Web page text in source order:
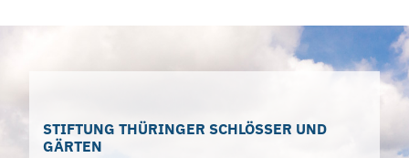
STIFTUNG THÜRINGER SCHLÖSSER UND
GÄRTEN